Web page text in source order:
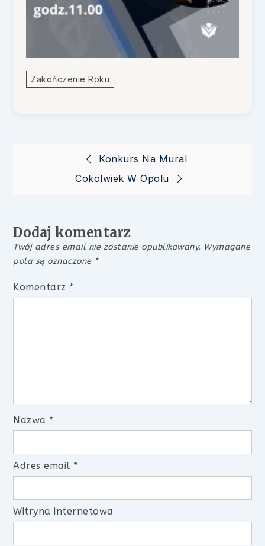
Zakończenie Roku
NawigacjaKonkurs Na Mural
Cokolwiek W Opolu
Dodaj komentarz
Twój adres email nie zostanie opublikowany. Wymagane
pola są oznaczone *
Komentarz *
Nazwa *
Adres email *
Witryna internetowa